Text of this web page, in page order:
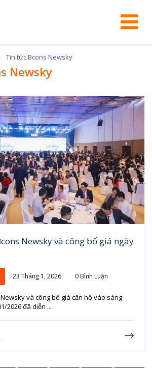
Tin tức Bcons Newsky
Newsky
Newsky và công bố giá ngày
23 Tháng 1, 2026 0 Bình Luận
và công bố giá căn hộ vào sáng
2026 đã diễn ...